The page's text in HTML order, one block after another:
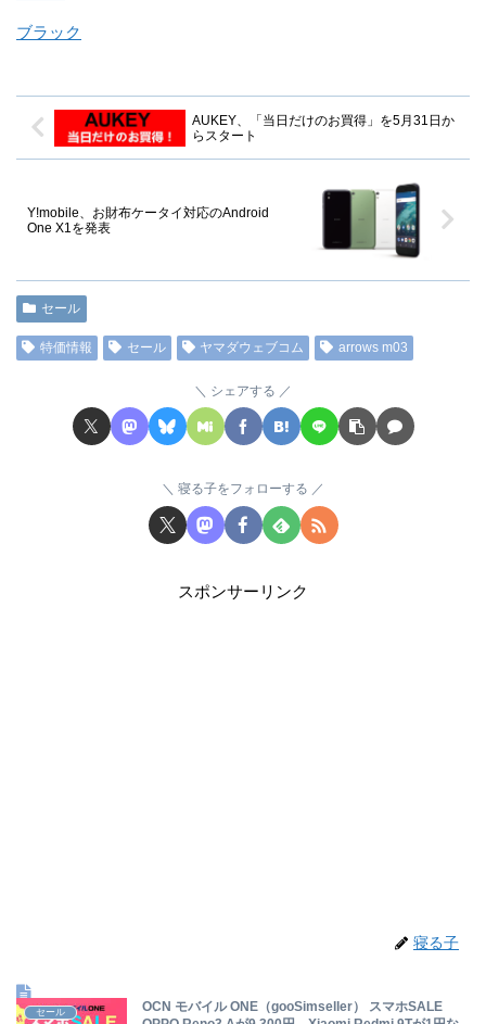
ブラック
AUKEY、「当日だけのお買得」を5月31日か
らスタート
Y!mobile、お財布ケータイ対応のAndroid
One X1を発表
セール
特価情報 セール ヤマダウェブコム arrows m03
シェアする
寝る子をフォローする
スポンサーリンク
寝る子
セール
OCN モバイル ONE（gooSimseller） スマホSALE